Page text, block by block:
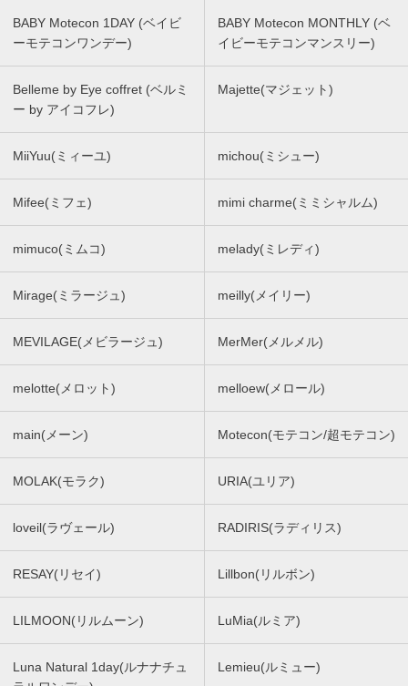
BABY Motecon 1DAY (ベイビ
ーモテコンワンデー)
BABY Motecon MONTHLY (ベ
イビーモテコンマンスリー)
Belleme by Eye coffret (ベルミ
ー by アイコフレ)
Majette(マジェット)
MiiYuu(ミィーユ) michou(ミシュー)
Mifee(ミフェ) mimi charme(ミミシャルム)
mimuco(ミムコ) melady(ミレディ)
Mirage(ミラージュ) meilly(メイリー)
MEVILAGE(メビラージュ) MerMer(メルメル)
melotte(メロット) melloew(メロール)
main(メーン) Motecon(モテコン/超モテコン)
MOLAK(モラク) URIA(ユリア)
loveil(ラヴェール) RADIRIS(ラディリス)
RESAY(リセイ) Lillbon(リルボン)
LILMOON(リルムーン) LuMia(ルミア)
Luna Natural 1day(ルナナチュ
Lemieu(ルミュー)